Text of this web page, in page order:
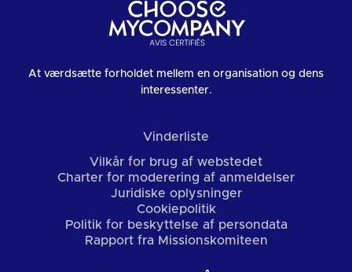
At værdsætte forholdet mellem en organisation og dens
interessenter.
Vinderliste
Vilkår for brug af webstedet
Charter for moderering af anmeldelser
Juridiske oplysninger
Cookiepolitik
Politik for beskyttelse af persondata
Rapport fra Missionskomiteen